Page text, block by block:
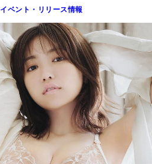
イベント・リリース情報